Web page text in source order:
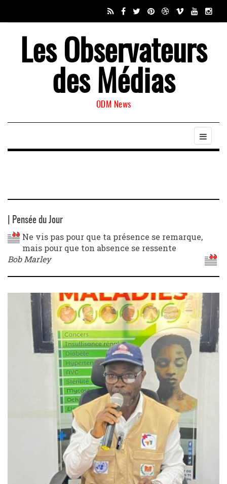
Les Observateurs
des Médias
ODM News
| Pensée du Jour
Ne vis pas pour que ta présence se remarque,
mais pour que ton absence se ressente
Bob Marley